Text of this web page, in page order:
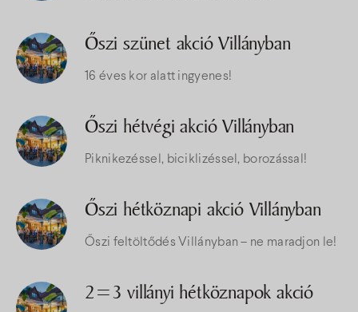
Őszi szünet akció Villányban
16 éves kor alatt ingyenes!
Őszi hétvégi akció Villányban
Piknikezéssel, biciklizéssel, borozással!
Őszi hétköznapi akció Villányban
Őszi feltöltődés Villányban – ne maradjon le!
2=3 villányi hétköznapok akció